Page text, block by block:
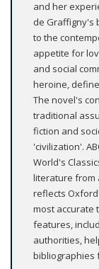
and her
de Graffigny's
to the
appetite for
and social
heroine,
The novel's
traditional
fiction and
'civilization'.
World's
literature from
reflects
most accurate
features,
authorities,
bibliographies